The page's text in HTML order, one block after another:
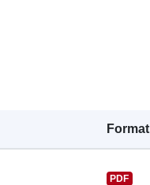
Format
PDF